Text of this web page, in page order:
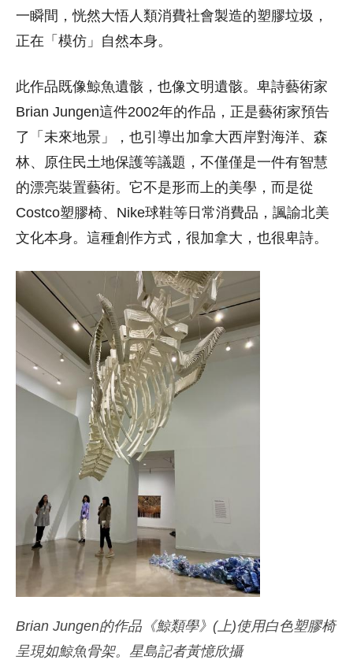
一瞬間，恍然大悟人類消費社會製造的塑膠垃圾，
正在「模仿」自然本身。
此作品既像鯨魚遺骸，也像文明遺骸。卑詩藝術家
Brian Jungen這件2002年的作品，正是藝術家預告
了「未來地景」，也引導出加拿大西岸對海洋、森
林、原住民土地保護等議題，不僅僅是一件有智慧
的漂亮裝置藝術。它不是形而上的美學，而是從
Costco塑膠椅、Nike球鞋等日常消費品，諷諭北美
文化本身。這種創作方式，很加拿大，也很卑詩。
Brian Jungen的作品《鯨類學》(上)使用白色塑膠椅
呈現如鯨魚骨架。星島記者黃憶欣攝